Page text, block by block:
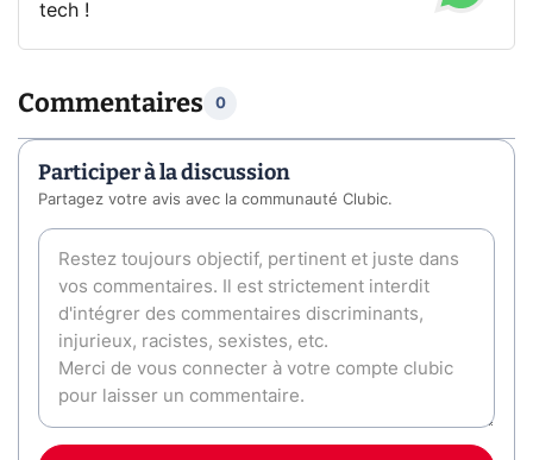
tech !
Commentaires 0
Participer à la discussion
Partagez votre avis avec la communauté Clubic.